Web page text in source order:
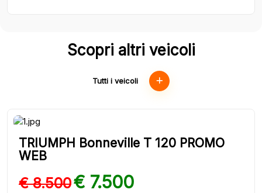
Scopri altri veicoli
Tutti i veicoli
TRIUMPH Bonneville T 120 PROMO
WEB
€ 8.500€ 7.500